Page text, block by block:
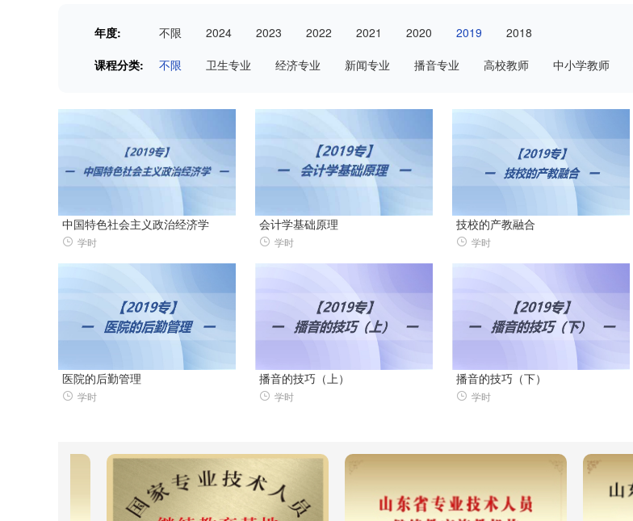
年度: 不限 2024 2023 2022 2021 2020 2019
2018
课程分类:
不限 卫生专业 经济专业 新闻专业 播音专业 高校教师 中小学教师
中国特色社会主义政治经济学
学时
会计学基础原理
学时
技校的产教融合
学时
医院的后勤管理
学时
播音的技巧（上）
学时
播音的技巧（下）
学时